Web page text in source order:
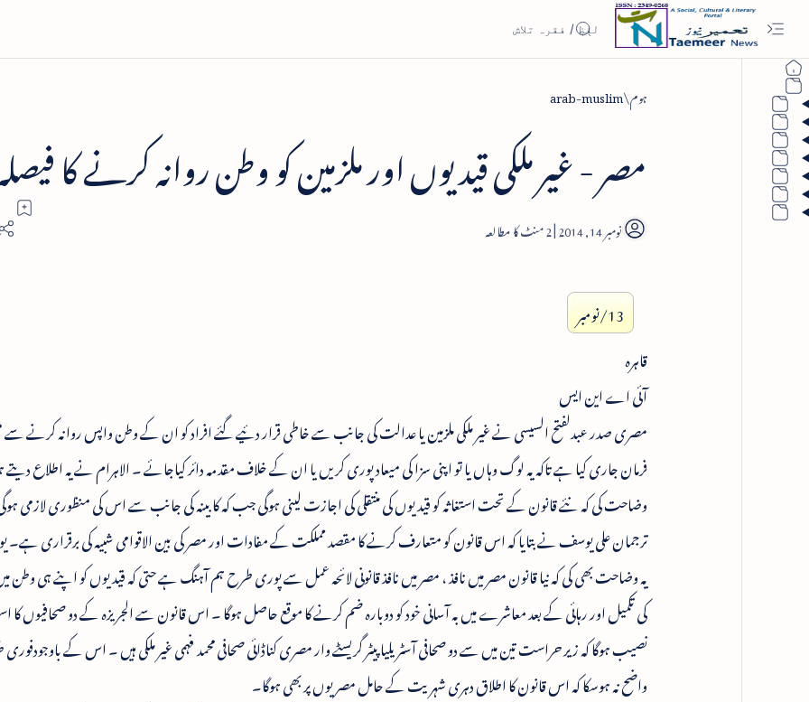
ہوم arab-muslim
مصر - غیر ملکی قیدیوں اور ملزمین کو وطن روانہ کرنے کا
2
13/نومبر
قاہرہ
آئی اے این ایس
مصری صدر عبدلفتح السیسی نے غیر ملکی ملزمین یا عدالت کی جانب سے خاطی قرار دئیے گئے افراد کو ان کے وطن واپس روانہ کرنے
فرمان جاری کیا ہے تاکہ یہ لوگ وہاں یا تو اپنی سزا کی میعاد پوری کریں یا ان کے خلاف مقدمہ دائر کیاجائے ۔ الاہرام نے یہ اطلاع
وضاحت کی کہ نئے قانون کے تحت استغاثہ کو قیدیوں کی منتقلی کی اجازت لینی ہوگی جب کہ کابینہ کی جانب سے اس کی منظوری لازمی
ترجمان علی یوسف نے بتایا کہ اس قانون کو متعارف کرنے کا مقصد مملکت کے مفادات اور مصر کی بین الاقوامی شبیہ کی برقراری
یہ وضاحت بھی کی کہ نیا قانون مصر میں نافذ ، مصر میں نافذ قانونی لائحہ عمل سے پوری طرح ہم آہنگ ہے حتی کہ قیدیوں کو اپنے ہی وطن
کی تکمیل اور رہائی کے بعد معاشرے میں بہ آسانی خود کو دوبارہ ضم کرنے کا موقع حاصل ہوگا ۔ اس قانون سے الجریزہ کے دو صحافیوں کا
نصیب ہوگا کہ زیر حراست تین میں سے دو صحافی آسٹریلیا پیٹر گریسٹے وار مصری کناڈائی صحافی محمد فہمی غیر ملکی ہیں ۔ اس کے باوجودفوری
واضح نہ ہوسکا کہ اس قانون کا اطلاق دہری شہریت کے حامل مصریوں پر بھی ہوگا۔